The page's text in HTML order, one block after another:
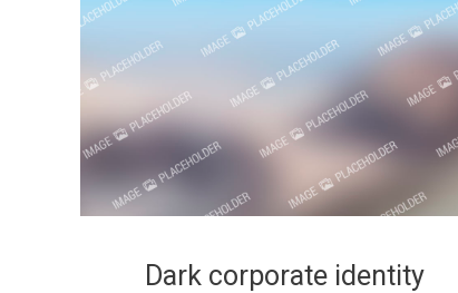
Dark corporate identity